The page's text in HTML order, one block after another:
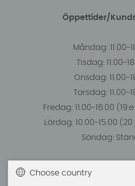
Öppettider/
Måndag: 11.00-
Tisdag: 11.00-
Onsdag: 11.00-
Torsdag: 11.00-
Fredag: 11.00-16:00
Lördag: 10.00-15.00
Söndag:
Du kan hämta ordrar efter
Choose country